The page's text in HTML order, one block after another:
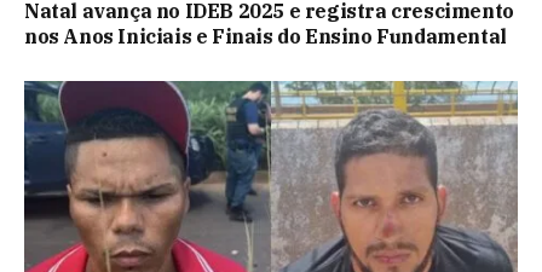
Natal avança no IDEB 2025 e registra crescimento
nos Anos Iniciais e Finais do Ensino Fundamental